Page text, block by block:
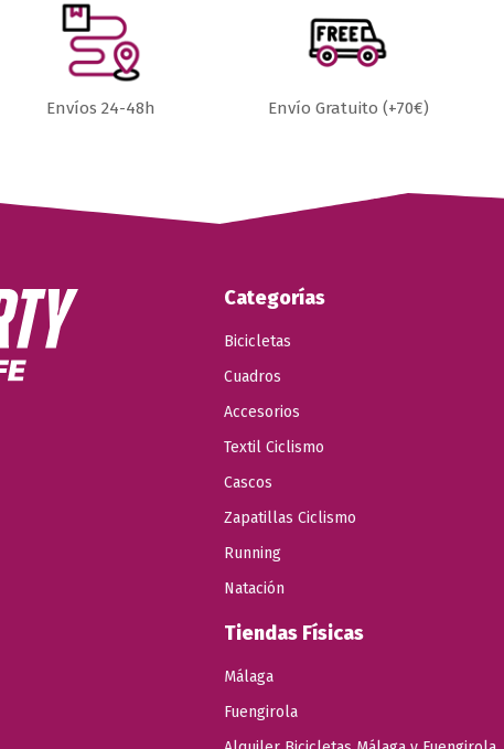
Envíos 24-48h Envío Gratuito (+70€)
Categorías
Bicicletas
Cuadros
Accesorios
Textil Ciclismo
Cascos
Zapatillas Ciclismo
Running
Natación
Tiendas Físicas
Málaga
Fuengirola